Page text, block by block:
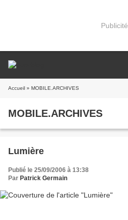
Publicité
Accueil » MOBILE.ARCHIVES
MOBILE.ARCHIVES
Lumière
Publié le 25/09/2006 à 13:38
Par Patrick Germain